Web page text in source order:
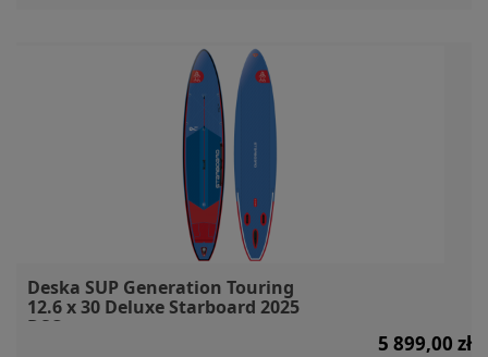
Deska SUP Generation Touring
12.6 x 30 Deluxe Starboard 2025
DSC
5 899,00 zł